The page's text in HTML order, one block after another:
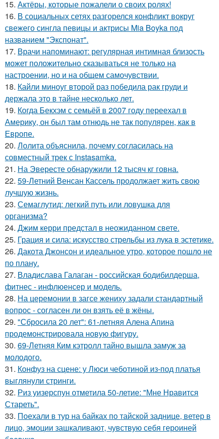
15. Актёры, которые пожалели о своих ролях!
16. В социальных сетях разгорелся конфликт вокруг
свежего сингла певицы и актрисы Mia Boyka под
названием "Экспонат".
17. Врачи напоминают: регулярная интимная близость
может положительно сказываться не только на
настроении, но и на общем самочувствии.
18. Кайли миноуг второй раз победила рак груди и
держала это в тайне несколько лет.
19. Когда Бекхэм с семьёй в 2007 году переехал в
Америку, он был там отнюдь не так популярен, как в
Европе.
20. Лолита объяснила, почему согласилась на
совместный трек с Instasamka.
21. На Эвересте обнаружили 12 тысяч кг говна.
22. 59-Летний Венсан Кассель продолжает жить свою
лучшую жизнь.
23. Семаглутид: легкий путь или ловушка для
организма?
24. Джим керри предстал в неожиданном свете.
25. Грация и сила: искусство стрельбы из лука в эстетике.
26. Дакота Джонсон и идеальное утро, которое пошло не
по плану.
27. Владислава Галаган - российская бодибилдерша,
фитнес - инфлюенсер и модель.
28. На церемонии в загсе жениху задали стандартный
вопрос - согласен ли он взять её в жёны.
29. "Сбросила 20 лет": 61-летняя Алена Апина
продемонстрировала новую фигуру.
30. 69-Летняя Ким кэтролл тайно вышла замуж за
молодого.
31. Конфуз на сцене: у Люси чеботиной из-под платья
выглянули стринги.
32. Риз уизерспун отметила 50-летие: "Мне Нравится
Стареть".
33. Поехали в тур на байках по тайской заднице, ветер в
лицо, эмоции зашкаливают, чувствую себя героиней